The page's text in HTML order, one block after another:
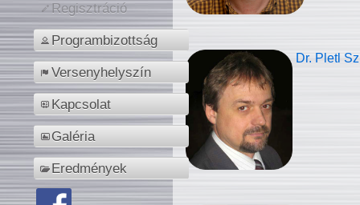
Regisztráció
Programbizottság
Versenyhelyszín
Kapcsolat
Galéria
Eredmények
Dr. Pletl